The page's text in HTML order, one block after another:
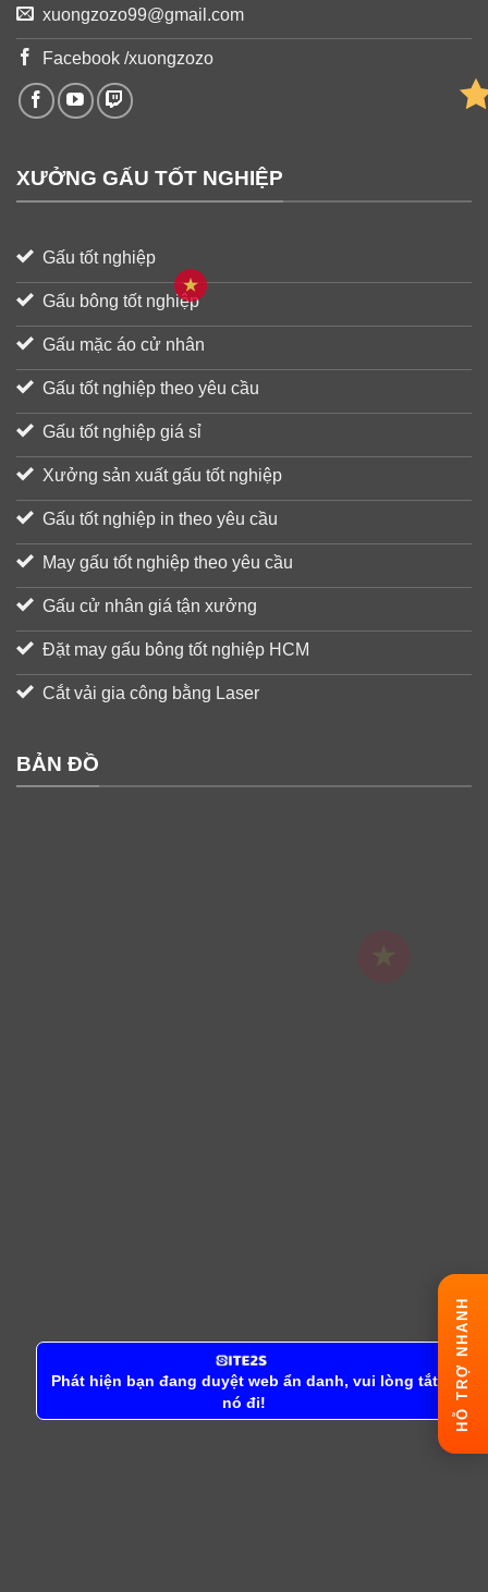
HỖ TRỢ NHANH
xuongzozo99@gmail.com
Facebook /xuongzozo
XƯỞNG GẤU TỐT NGHIỆP
Gấu tốt nghiệp
Gấu bông tốt nghiệp
Gấu mặc áo cử nhân
Gấu tốt nghiệp theo yêu cầu
Gấu tốt nghiệp giá sỉ
Xưởng sản xuất gấu tốt nghiệp
Gấu tốt nghiệp in theo yêu cầu
May gấu tốt nghiệp theo yêu cầu
Gấu cử nhân giá tận xưởng
Đặt may gấu bông tốt nghiệp HCM
Cắt vải gia công bằng Laser
BẢN ĐỒ